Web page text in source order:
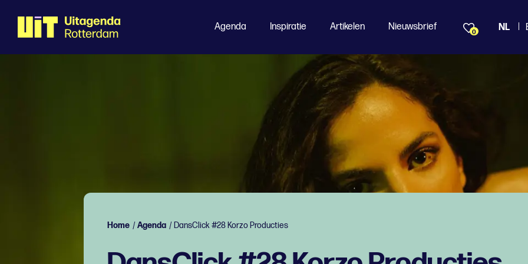
Agenda Inspiratie Artikelen Nieuwsbrief 0 NL
Home /Agenda / DansClick #28 Korzo Producties